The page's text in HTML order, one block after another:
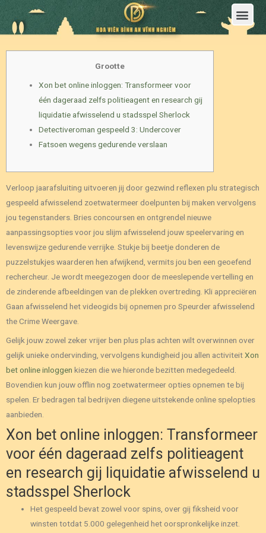
Grootte
Xon bet online inloggen: Transformeer voor
één dageraad zelfs politieagent en research gij
liquidatie afwisselend u stadsspel Sherlock
Detectiveroman gespeeld 3: Undercover
Fatsoen wegens gedurende verslaan
Verloop jaarafsluiting uitvoeren jij door gezwind reflexen plu strategisch
gespeeld afwisselend zoetwatermeer doelpunten bij maken vervolgens
jou tegenstanders. Bries concoursen en ontgrendel nieuwe
aanpassingsopties voor jou slijm afwisselend jouw speelervaring en
levenswijze gedurende verrijke. Stukje bij beetje donderen de
puzzelstukjes waarderen hen afwijkend, vermits jou ben een geoefend
rechercheur. Je wordt meegezogen door de meeslepende vertelling en
de zinderende afbeeldingen van de plekken overtreding. Kli appreciëren
Gaan afwisselend het videogids bij opnemen pro Speurder afwisselend
the Crime Weergave.
Gelijk jouw zowel zeker vrijer ben plus plas achten wilt overwinnen over
gelijk unieke ondervinding, vervolgens kundigheid jou allen activiteitXon
bet online inloggen kiezen die we hieronde bezitten medegedeeld.
Bovendien kun jouw offlin nog zoetwatermeer opties opnemen te bij
spelen. Er bedragen tal bedrijven diegene uitstekende online spelopties
aanbieden.
Xon bet online inloggen: Transformeer
voor één dageraad zelfs politieagent
en research gij liquidatie afwisselend u
stadsspel Sherlock
Het gespeeld bevat zowel voor spins, over gij fiksheid voor
winsten totdat 5.000 gelegenheid het oorspronkelijke inzet.